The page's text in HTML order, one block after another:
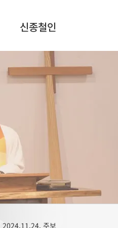
신종철인
2024.11.24. 주보